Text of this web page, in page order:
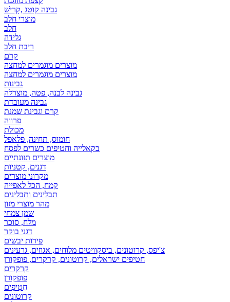
גבינה קוטג ,קָרִישׁ
מוצרי חלב
חלב
גלידה
ריבת חלב
קרם
מוצרים מוגמרים למחצה
מוצרים מוגמרים למחצה
גבינות
גבינה לבנה, פטה, מוצרלה
גבינה מעובדת
קרם וגבינת שמנת
פרווה
מכולת
חומוס, תחינה, פלאפל
בקאלייה וחטיפים כשרים לפסח
מוצרים תזונתיים
דגנים, קטניות
מקרוני מוצרים
קמח, הכל לאפייה
תבלינים ותבלינים
מהר מוצרי מזון
שמן צמחי
מלח, סוכר
דגני בוקר
פירות יבשים
צ'יפס, קרוטונים, ביסקוויטים מלוחים, אגוזים, גרעינים
חטיפים ישראלים, קרוטונים, קרקרים, פופקורן
קרקרים
פופקורן
חֲטִיפִים
קרוטונים